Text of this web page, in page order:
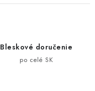
Bleskové doručenie
po celé SK